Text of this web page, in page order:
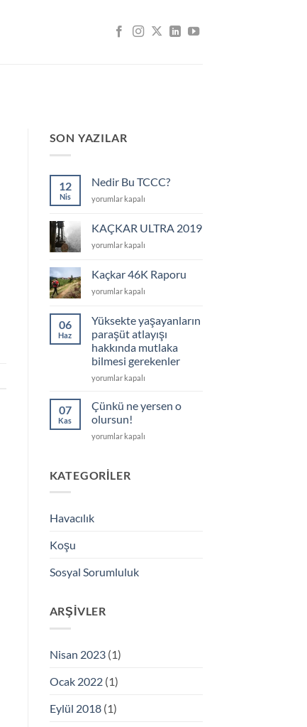
SON YAZILAR
12
Nis
Nedir Bu TCCC?
Nedir
için
yorumlar kapalı
KAÇKAR ULTRA 2019
KAÇKAR
için
yorumlar kapalı
Kaçkar 46K Raporu
Kaçkar
için
yorumlar kapalı
06
Haz
Yüksekte yaşayanların
paraşüt atlayışı
hakkında mutlaka
bilmesi gerekenler
Yüksekte
paraşüt
atlayışı
hakkında
mutlaka
için
yorumlar kapalı
07
Kas
Çünkü ne yersen o
olursun!
Çünkü
o
yorumlar kapalı
KATEGORILER
Havacılık
Koşu
Sosyal Sorumluluk
ARŞIVLER
Nisan 2023(1)
Ocak 2022(1)
Eylül 2018(1)